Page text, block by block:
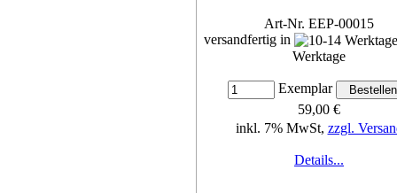
Art-Nr. EEP-00015
versandfertig in
Werktage
Exemplar
59,00 €
inkl. 7% MwSt, zzgl.
Details...